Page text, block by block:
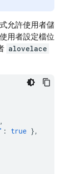
允許使用者儲
用者設定檔位
alovelace
,
: true },